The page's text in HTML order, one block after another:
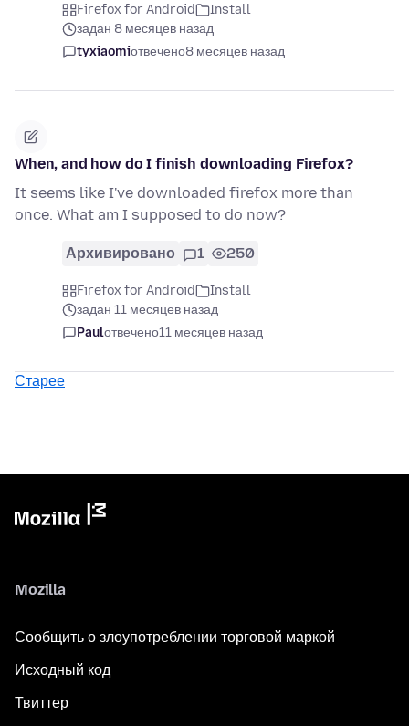
Firefox for Android
Install
задан 8 месяцев назад
tyxiaomiотвечено8 месяцев назад
When, and how do I finish downloading Firefox?
It seems like I've downloaded firefox more than
once. What am I supposed to do now?
Архивировано 1 250
Firefox for Android
Install
задан 11 месяцев назад
Paulотвечено11 месяцев назад
Старее
Mozilla
Сообщить о злоупотреблении торговой маркой
Исходный код
Твиттер